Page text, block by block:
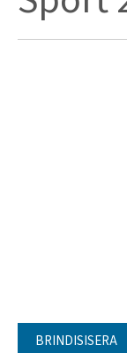
BRINDISISERA